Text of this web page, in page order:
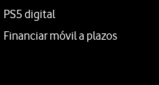
PS5 digital
Financiar móvil a plazos